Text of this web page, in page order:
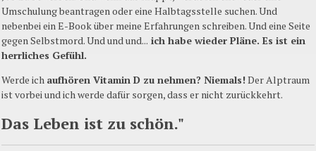
Umschulung beantragen oder eine Halbtagsstelle suchen. Und
nebenbei ein E-Book über meine Erfahrungen schreiben. Und eine Seite
gegen Selbstmord. Und und und... ich habe wieder Pläne. Es ist ein
herrliches Gefühl.
Werde ich aufhören Vitamin D zu nehmen? Niemals!Der Alptraum
ist vorbei und ich werde dafür sorgen, dass er nicht zurückkehrt.
Das Leben ist zu schön."